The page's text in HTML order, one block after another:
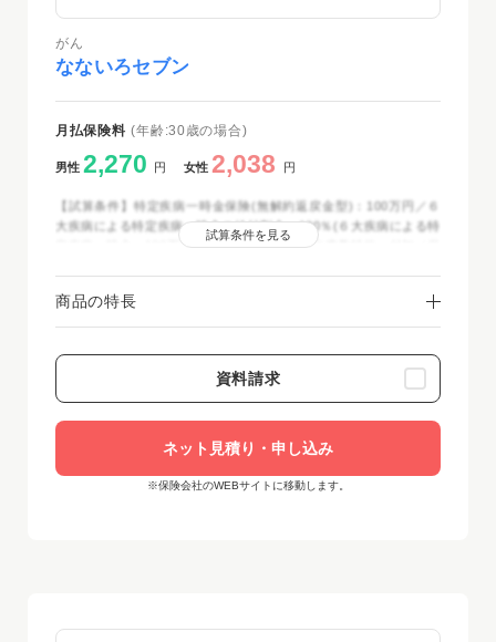
がん
なないろセブン
月払保険料 (年齢:30歳の場合)
男性 2,270 円 女性 2,038 円
【試算条件】特定疾病一時金保険(無解約返戻金型)：100万円／６
大疾病による特定疾病一時金の給付割合：100％(６大疾病による特
定疾病一時金：100万円)／先進医療・患者申出療養特約：付加／保
試算条件を見る
商品の特長
資料請求
ネット見積り・申し込み
※保険会社のWEBサイトに移動します。